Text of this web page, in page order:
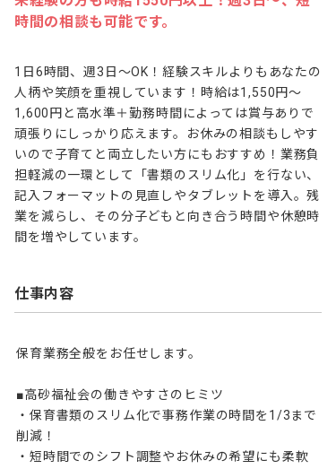
時間の相談も可能です。
1日6時間、週3日～OK！経験スキルよりもあなたの
人柄や笑顔を重視しています！時給は1,550円～
1,600円と高水準＋勤務時間によっては賞与ありで
頑張りにしっかり応えます。お休みの相談もしやす
いので子育てと両立したい方にもおすすめ！業務負
担軽減の⼀環として「書類のスリム化」を行ない、
記⼊フォーマットの⾒直しやタブレットを導入。残
業を減らし、その分⼦どもと向き合う時間や休憩時
間を増やしています。
仕事内容
保育業務全般をお任せします。
■高砂福祉会の働きやすさのヒミツ
・保育書類のスリム化で事務作業の時間を1/3まで
削減！
・短時間でのシフト調整やお休みの希望にも柔軟